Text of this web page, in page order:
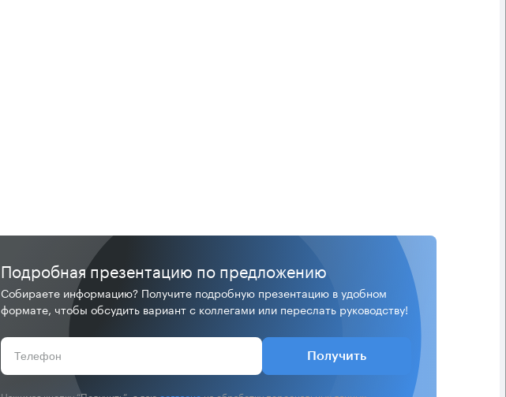
Подробная презентацию по предложению
Собираете информацию? Получите подробную презентацию в удобном
формате, чтобы обсудить вариант с коллегами или переслать руководству!
Получить